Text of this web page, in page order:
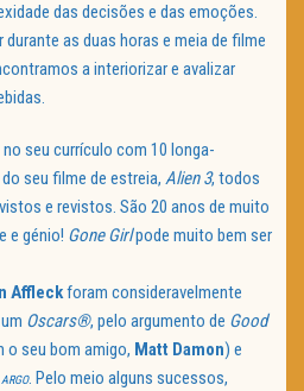
das decisões e das emoções.
as duas horas e meia de filme
a interiorizar e avalizar
seu currículo com 10 longa-
seu filme de estreia, Alien 3, todos
e revistos. São 20 anos de muito
e génio! Gone Girlpode muito bem ser
Affleckforam consideravelmente
Oscars®, pelo argumento de Good
o seu bom amigo, Matt Damon) e
ARGO. Pelo meio alguns sucessos,